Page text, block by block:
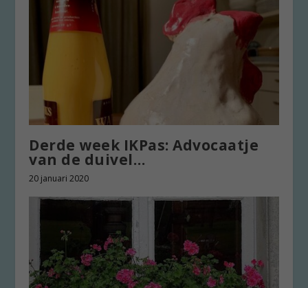
Derde week IKPas: Advocaatje
van de duivel…
20 januari 2020